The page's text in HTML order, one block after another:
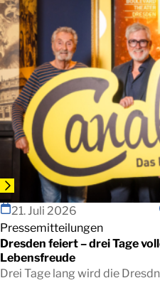
Dresden feiert – drei Tage
Lebensfreude
Drei Tage lang wird die
21. Juli 2026
Pressemitteilungen